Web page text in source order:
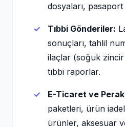
dosyaları,
Tıbbi Gönderiler:
sonuçları, tahlil
ilaçlar (soğuk
tıbbi raporlar.
E-Ticaret ve
paketleri, ürün
ürünler, aksesuar